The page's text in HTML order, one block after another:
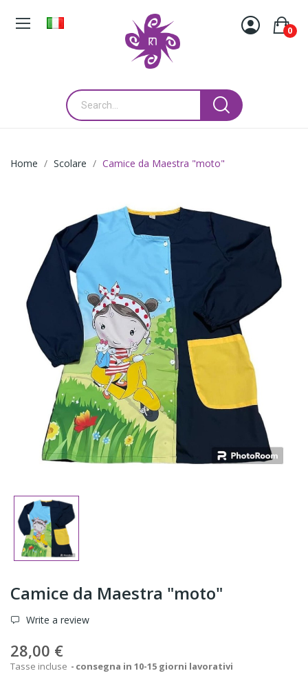
0
Home Scolare Camice da Maestra "moto"
Camice da Maestra "moto"
Write a review
28,00 €
Tasse incluse consegna in 10-15 giorni lavorativi